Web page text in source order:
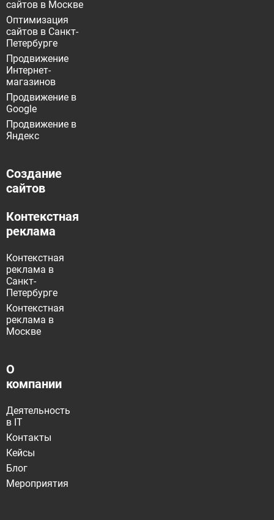
сайтов в Москве
Оптимизация
сайтов в Санкт-
Петербурге
Продвижение
Интернет-
магазинов
Продвижение в
Google
Продвижение в
Яндекс
Создание
сайтов
Контекстная
реклама
Контекстная
реклама в
Санкт-
Петербурге
Контекстная
реклама в
Москве
О
компании
Деятельность
в IT
Контакты
Кейсы
Блог
Мероприятия